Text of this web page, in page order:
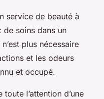
service de beauté à
soins dans un
plus nécessaire
et les odeurs
et occupé.
l’attention d’une